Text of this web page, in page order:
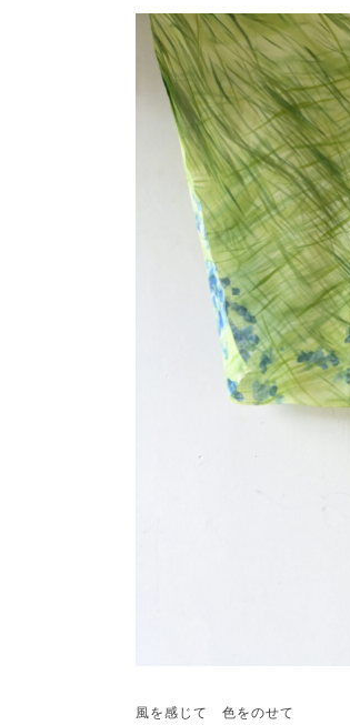
風を感じて 色をのせて